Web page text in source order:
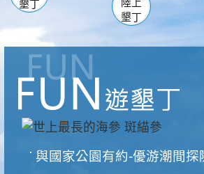
墾丁
陸上
墾丁
與國家公園有約-優游潮間探